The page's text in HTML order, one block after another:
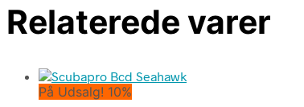
Relaterede varer
På Udsalg! 10%